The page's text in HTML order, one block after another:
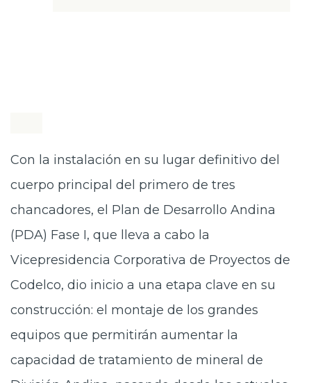
Con la instalación en su lugar definitivo del
cuerpo principal del primero de tres
chancadores, el Plan de Desarrollo Andina
(PDA) Fase I, que lleva a cabo la
Vicepresidencia Corporativa de Proyectos de
Codelco, dio inicio a una etapa clave en su
construcción: el montaje de los grandes
equipos que permitirán aumentar la
capacidad de tratamiento de mineral de